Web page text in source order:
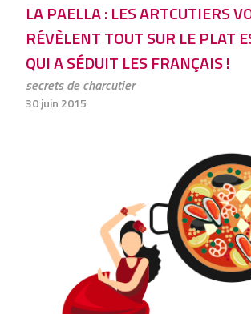
LA PAELLA : LES ARTCUTIERS
RÉVÈLENT TOUT SUR LE PLAT
QUI A SÉDUIT LES FRANÇAIS !
secrets de charcutier
30 juin 2015